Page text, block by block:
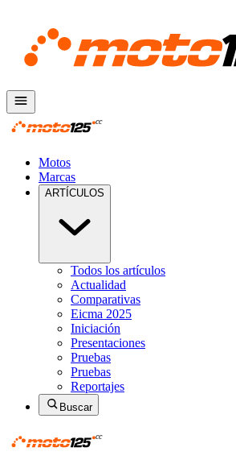
Motos
Marcas
ARTÍCULOS
Todos los artículos
Actualidad
Comparativas
Eicma 2025
Iniciación
Presentaciones
Pruebas
Pruebas
Reportajes
Buscar